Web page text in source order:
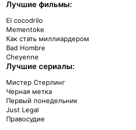
Лучшие фильмы:
El cocodrilo
Mementoke
Как стать миллиардером
Bad Hombre
Cheyenne
Лучшие сериалы:
Мистер Стерлинг
Черная метка
Первый понедельник
Just Legal
Правосудие